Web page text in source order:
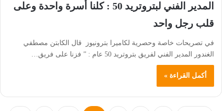
المدير الفني لبتروتريد 50 : كلنا أسرة واحدة وعلى
قلب رجل واحد
في تصريحات خاصة وحصرية لكاميرا بترونيوز قال الكابتن مصطفي
الغندور المدير الفني لفريق بتروتريد 50 عام : ” فزنا على فريق…
أكمل القراءة »